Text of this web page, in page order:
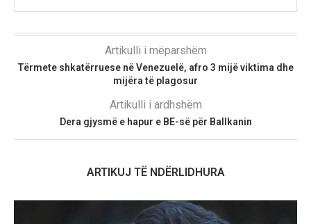
Artikulli i mëparshëm
Tërmete shkatërruese në Venezuelë, afro 3 mijë viktima dhe
mijëra të plagosur
Artikulli i ardhshëm
Dera gjysmë e hapur e BE-së për Ballkanin
ARTIKUJ TË NDËRLIDHURA